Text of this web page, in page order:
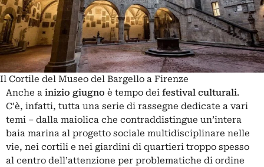
Il Cortile del Museo del Bargello a Firenze
Anche a inizio giugno è tempo dei festival culturali.
C’è, infatti, tutta una serie di rassegne dedicate a vari
temi – dalla maiolica che contraddistingue un’intera
baia marina al progetto sociale multidisciplinare nelle
vie, nei cortili e nei giardini di quartieri troppo spesso
al centro dell’attenzione per problematiche di ordine